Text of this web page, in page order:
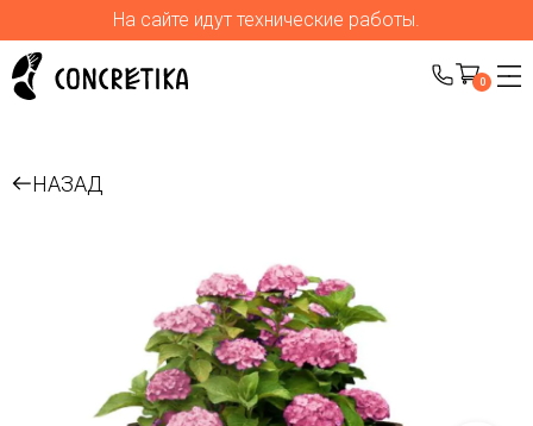
На сайте идут технические работы.
0
НАЗАД